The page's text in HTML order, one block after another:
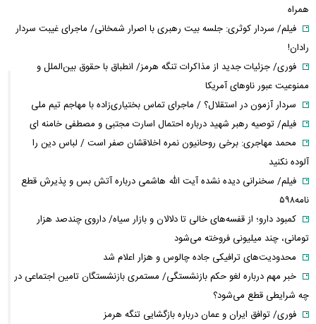
همراه
فیلم/ سردار کوثری: جلسه بیت رهبری با اصرار شمخانی/ ماجرای غیبت سردار
رادان!
فوری/ جزئیات جدید از مذاکرات تنگه هرمز/ انطباق با حقوق بین‌الملل و
ممنوعیت عبور ناوهای آمریکا
سردار آزمون در استقلال؟ / ماجرای تماس بختیاری‌زاده با مهاجم تیم ملی
فیلم/ توصیه رهبر شهید درباره احتمال اسارت مجتبی و مصطفی خامنه ای
محمد مهاجری: برخی روحانیون نمره اخلاقشان صفر است / لباس دین را
آلوده نکنید
فیلم/ سخنرانی دیده نشده آیت الله هاشمی درباره آتش بس و پذیرش قطع
نامه۵۹۸
کمبود دارو؛ از قفسه‌های خالی تا دلالان و بازار سیاه/ داروی چندصد هزار
تومانی، چند میلیونی فروخته می‌شود
محدودیت‌های ترافیکی جاده چالوس و هزار اعلام شد
خبر مهم درباره لغو حکم بازنشستگی/ مستمری بازنشستگان تامین اجتماعی در
چه شرایطی قطع می‌شود؟
فوری/ توافق ایران و عمان درباره بازگشایی تنگه هرمز